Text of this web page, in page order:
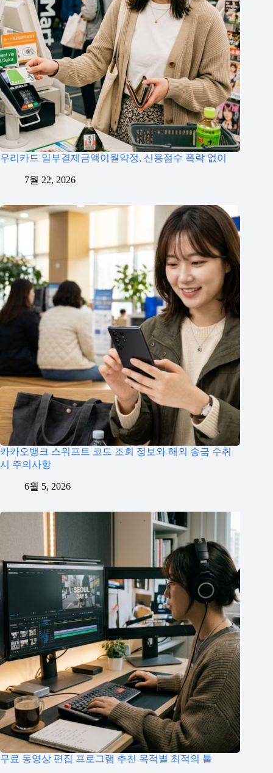
우리카드 일부결제금액이월약정, 신용점수 폭락 없이
7월 22, 2026
카카오뱅크 스위프트 코드 조회 정보와 해외 송금 수취
시 주의사항
6월 5, 2026
무료 동영상 편집 프로그램 추천 목적별 최적의 툴